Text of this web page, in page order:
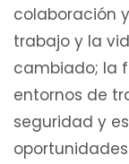
colaboración
trabajo y la
cambiado; la
entornos de
seguridad y